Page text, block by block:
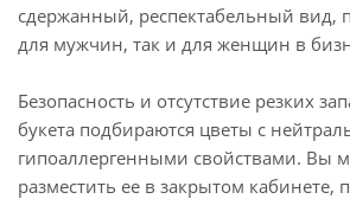
сдержанный, респектабельный вид,
для мужчин, так и для женщин в
Безопасность и отсутствие резких
букета подбираются цветы с
гипоаллергенными свойствами. Вы
разместить ее в закрытом кабинете,